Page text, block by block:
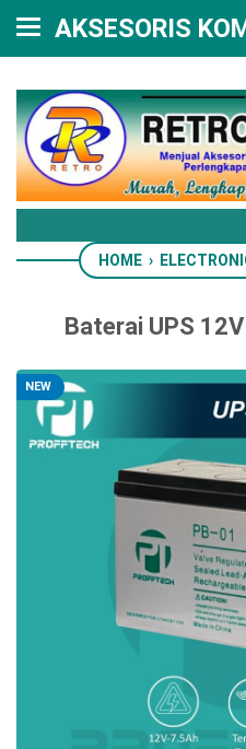
AKSESORIS
HOME ›
Baterai UPS
NEW